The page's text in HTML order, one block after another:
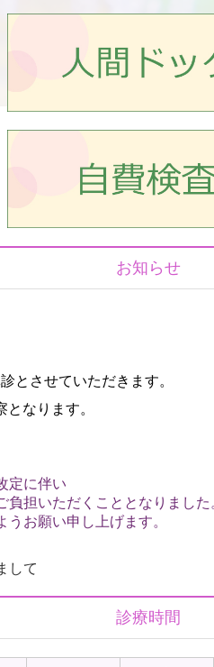
お知らせ
とさせていただきます。
なります。
定に伴い
負担いただくこととなりました
お願い申し上げます。
して
つき厚生労働大臣が定める施
させていただきます。
化してまいりますので何卒ご
診療時間